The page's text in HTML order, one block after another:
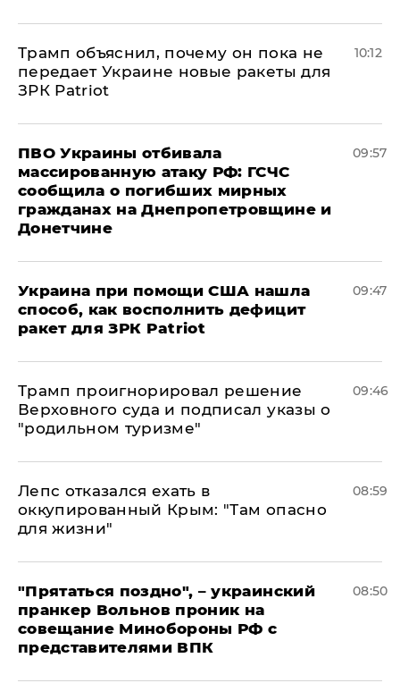
Трамп объяснил, почему он пока не
передает Украине новые ракеты для
ЗРК Patriot
10:12
ПВО Украины отбивала
массированную атаку РФ: ГСЧС
сообщила о погибших мирных
гражданах на Днепропетровщине и
Донетчине
09:57
Украина при помощи США нашла
способ, как восполнить дефицит
ракет для ЗРК Patriot
09:47
Трамп проигнорировал решение
Верховного суда и подписал указы о
"родильном туризме"
09:46
Лепс отказался ехать в
оккупированный Крым: "Там опасно
для жизни"
08:59
"Прятаться поздно", – украинский
пранкер Вольнов проник на
совещание Минобороны РФ с
представителями ВПК
08:50